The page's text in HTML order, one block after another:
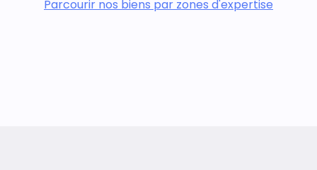
Parcourir nos biens par zones d'expertise